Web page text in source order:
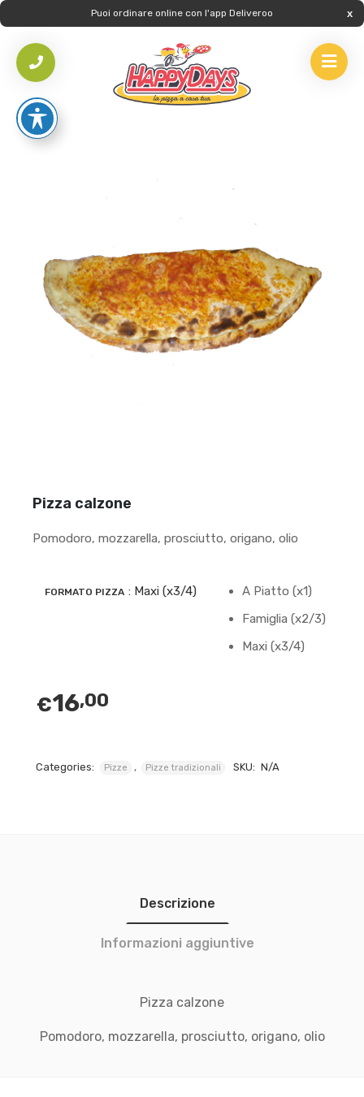
Puoi ordinare online con l'app Deliveroo
HOME
Pizza calzone
Pomodoro, mozzarella, prosciutto, origano, olio
FORMATO PIZZA : Maxi (x3/4)
A Piatto (x1)
Famiglia (x2/3)
Maxi (x3/4)
€16,00
Categories: Pizze , Pizze tradizionali SKU: N/A
Descrizione
Informazioni aggiuntive
Pizza calzone
Pomodoro, mozzarella, prosciutto, origano, olio